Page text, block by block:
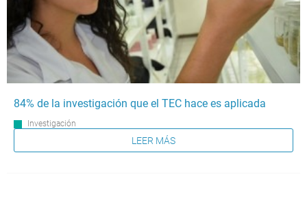
84% de la investigación que el TEC hace es aplicada
Investigación
LEER MÁS